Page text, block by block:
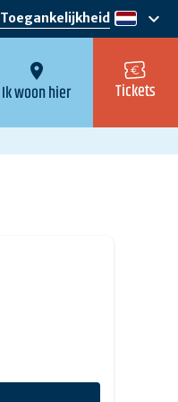
Toegankelijkheid nl
keyboard_arrow_down
location_on
Ik woon hier Tickets